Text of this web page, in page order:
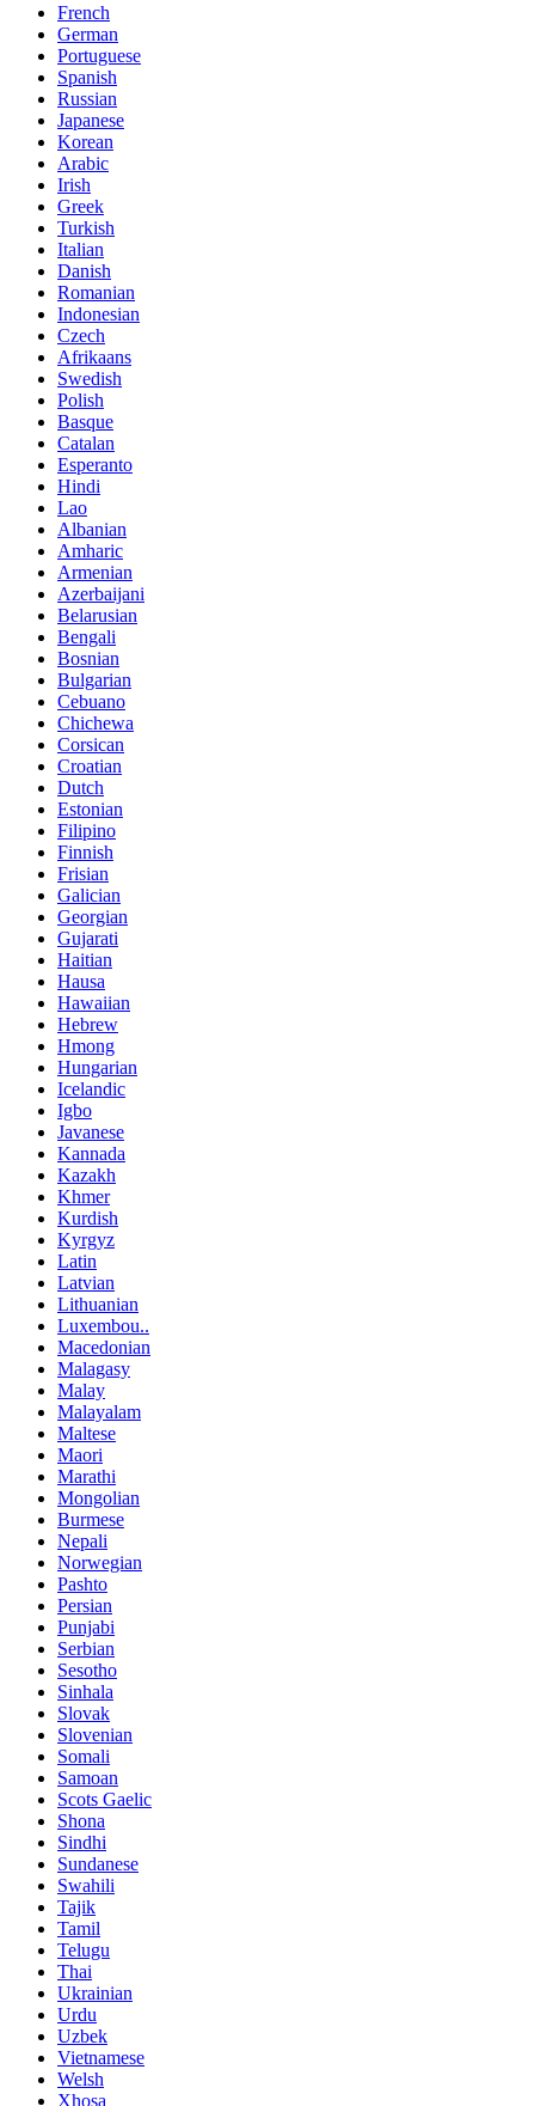
French
German
Portuguese
Spanish
Russian
Japanese
Korean
Arabic
Irish
Greek
Turkish
Italian
Danish
Romanian
Indonesian
Czech
Afrikaans
Swedish
Polish
Basque
Catalan
Esperanto
Hindi
Lao
Albanian
Amharic
Armenian
Azerbaijani
Belarusian
Bengali
Bosnian
Bulgarian
Cebuano
Chichewa
Corsican
Croatian
Dutch
Estonian
Filipino
Finnish
Frisian
Galician
Georgian
Gujarati
Haitian
Hausa
Hawaiian
Hebrew
Hmong
Hungarian
Icelandic
Igbo
Javanese
Kannada
Kazakh
Khmer
Kurdish
Kyrgyz
Latin
Latvian
Lithuanian
Luxembou..
Macedonian
Malagasy
Malay
Malayalam
Maltese
Maori
Marathi
Mongolian
Burmese
Nepali
Norwegian
Pashto
Persian
Punjabi
Serbian
Sesotho
Sinhala
Slovak
Slovenian
Somali
Samoan
Scots Gaelic
Shona
Sindhi
Sundanese
Swahili
Tajik
Tamil
Telugu
Thai
Ukrainian
Urdu
Uzbek
Vietnamese
Welsh
Xhosa